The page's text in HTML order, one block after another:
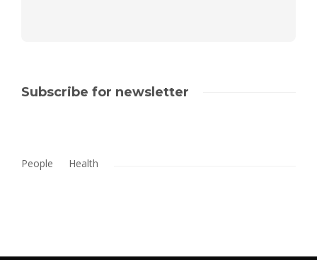
Subscribe for newsletter
People Health